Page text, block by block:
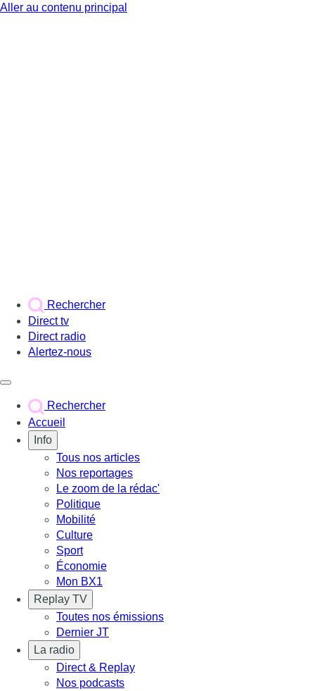
Aller au contenu principal
Rechercher
Direct tv
Direct radio
Alertez-nous
Rechercher
Accueil
Info
Tous nos articles
Nos reportages
Le zoom de la rédac'
Politique
Mobilité
Culture
Sport
Économie
Mon BX1
Replay TV
Toutes nos émissions
Dernier JT
La radio
Direct & Replay
Nos podcasts